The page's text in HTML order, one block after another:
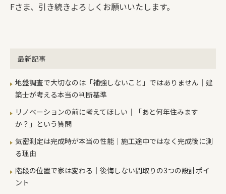
Fさま、引き続きよろしくお願いいたします。
最新記事
地盤調査で大切なのは「補強しないこと」ではありません｜建
築士が考える本当の判断基準
リノベーションの前に考えてほしい｜「あと何年住みます
か？」という質問
気密測定は完成時が本当の性能｜施工途中ではなく完成後に測
る理由
階段の位置で家は変わる｜後悔しない間取りの3つの設計ポイ
ント